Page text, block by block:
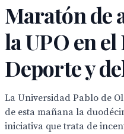
Maratón de
la UPO en
Deporte y
La Universidad Pablo de
de esta mañana la
iniciativa que trata de